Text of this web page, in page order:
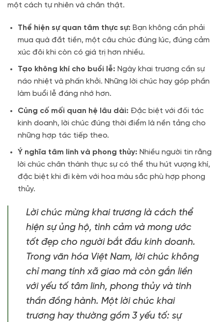
một cách tự nhiên và chân thật.
Thể hiện sự quan tâm thực sự: Bạn không cần phải
mua quà đắt tiền, một câu chúc đúng lúc, đúng cảm
xúc đôi khi còn có giá trị hơn nhiều.
Tạo không khí cho buổi lễ: Ngày khai trương cần sự
náo nhiệt và phấn khởi. Những lời chúc hay góp phần
làm buổi lễ đáng nhớ hơn.
Củng cố mối quan hệ lâu dài: Đặc biệt với đối tác
kinh doanh, lời chúc đúng thời điểm là nền tảng cho
những hợp tác tiếp theo.
Ý nghĩa tâm linh và phong thủy: Nhiều người tin rằng
lời chúc chân thành thực sự có thể thu hút vượng khí,
đặc biệt khi đi kèm với hoa màu sắc phù hợp phong
thủy.
Lời chúc mừng khai trương là cách thể
hiện sự ủng hộ, tình cảm và mong ước
tốt đẹp cho người bắt đầu kinh doanh.
Trong văn hóa Việt Nam, lời chúc không
chỉ mang tính xã giao mà còn gắn liền
với yếu tố tâm linh, phong thủy và tinh
thần đồng hành. Một lời chúc khai
trương hay thường gồm 3 yếu tố: sự